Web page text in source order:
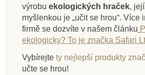
výrobu ekologických hraček,
myšlenkou je „učit se hrou“. Více
firmě se dozvíte v našem článku
ekologicky? To je značka Safari
Vybírejte ty nejlepší produkty
učte se hrou!